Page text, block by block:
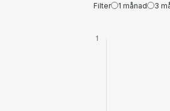
Filter 1 månad 3